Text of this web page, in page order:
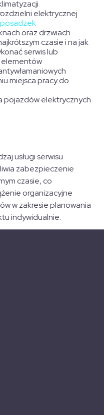
elektrycznej
oraz drzwiach
czasie i na jak
serwis lub
elementów
miejsca pracy do
pojazdów elektrycznych
usługi serwisu
zabezpieczenie
czasie, co
organizacyjne
w zakresie planowania
indywidualnie.